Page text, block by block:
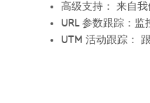
高级支持： 来自我
URL 参数跟踪：监
UTM 活动跟踪：